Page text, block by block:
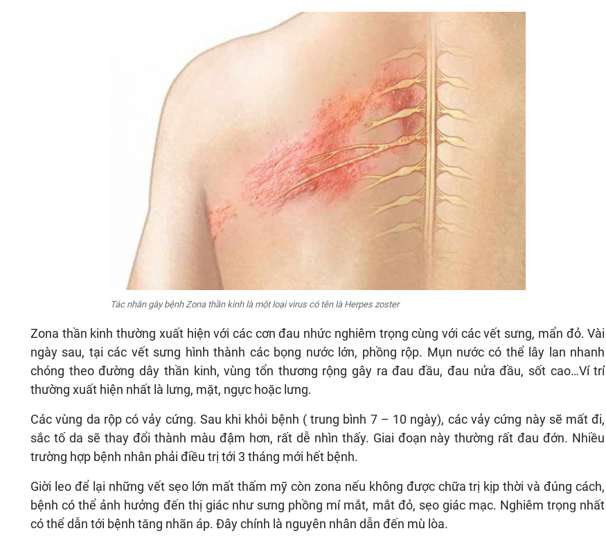
Tác nhân gây bệnh Zona thần kinh là một loại virus có tên là Herpes zoster
Zona thần kinh thường xuất hiện với các cơn đau nhức nghiêm trọng cùng với các vết sưng, mẩn đỏ. Vài
ngày sau, tại các vết sưng hình thành các bọng nước lớn, phồng rộp. Mụn nước có thể lây lan nhanh
chóng theo đường dây thần kinh, vùng tổn thương rộng gây ra đau đầu, đau nửa đầu, sốt cao…Ví trí
thường xuất hiện nhất là lưng, mặt, ngực hoặc lưng.
Các vùng da rộp có vảy cứng. Sau khi khỏi bệnh ( trung bình 7 – 10 ngày), các vảy cứng này sẽ mất đi,
sắc tố da sẽ thay đổi thành màu đậm hơn, rất dễ nhìn thấy. Giai đoạn này thường rất đau đớn. Nhiều
trường hợp bệnh nhân phải điều trị tới 3 tháng mới hết bệnh.
Giời leo để lại những vết sẹo lớn mất thấm mỹ còn zona nếu không được chữa trị kịp thời và đúng cách,
bệnh có thể ảnh hưởng đến thị giác như sưng phồng mí mắt, mắt đỏ, sẹo giác mạc. Nghiêm trọng nhất
có thể dẫn tới bệnh tăng nhãn áp. Đây chính là nguyên nhân dẫn đến mù lòa.